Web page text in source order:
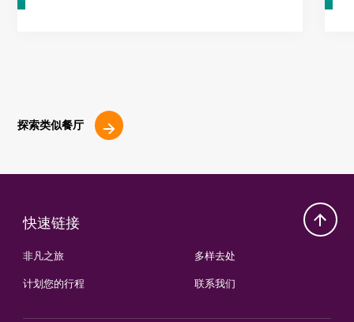
探索类似餐厅
快速链接
非凡之旅
计划您的行程
多样去处
联系我们